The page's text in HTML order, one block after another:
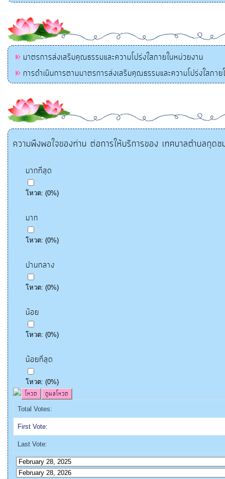
มาตรการส่งเสริมคุณธรรมและความโปร่งใสภายในหน่วยงาน
การดำเนินการตามมาตรการส่งเสริมคุณธรรมและความโปร่งใสภา
ความพึงพอใจของท่าน ต่อการให้บริการของ เทศบาลตำบลกุ
มากที่สุด
โหวต: (0%)
มาก
โหวต: (0%)
ปานกลาง
โหวต: (0%)
น้อย
โหวต: (0%)
น้อยที่สุด
โหวต: (0%)
Total Votes:
First Vote:
Last Vote: